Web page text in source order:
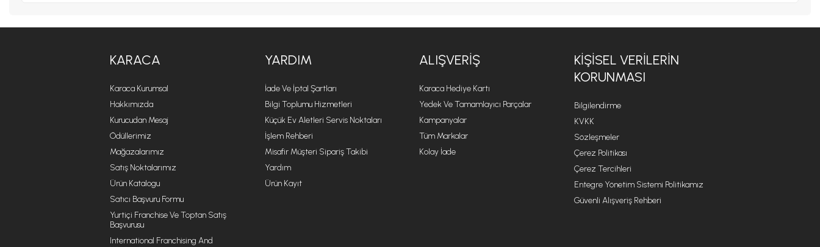
KARACA
Karaca Kurumsal
Hakkımızda
Kurucudan Mesaj
Ödüllerimiz
Mağazalarımız
Satış Noktalarımız
Ürün Katalogu
Satıcı Başvuru Formu
Yurtiçi Franchise Ve Toptan Satış
Başvurusu
International Franchising And
YARDIM
İade Ve İptal Şartları
Bilgi Toplumu Hizmetleri
Küçük Ev Aletleri Servis Noktaları
İşlem Rehberi
Misafir Müşteri Sipariş Takibi
Yardım
Ürün Kayıt
ALIŞVERIŞ
Karaca Hediye Kartı
Yedek Ve Tamamlayıcı Parçalar
Kampanyalar
Tüm Markalar
Kolay İade
KIŞISEL VERILERIN
KORUNMASI
Bilgilendirme
KVKK
Sözleşmeler
Çerez Politikası
Çerez Tercihleri
Entegre Yönetim Sistemi Politikamız
Güvenli Alışveriş Rehberi